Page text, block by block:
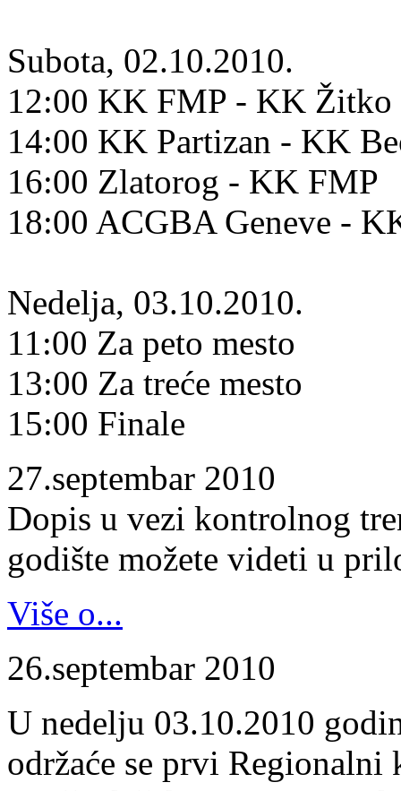
Subota, 02.10.2010.
12:00 KK FMP - KK Žitko
14:00 KK Partizan - KK
16:00 Zlatorog - KK FMP
18:00 ACGBA Geneve -
Nedelja, 03.10.2010.
11:00 Za peto mesto
13:00 Za treće mesto
15:00 Finale
27.septembar 2010
Dopis u vezi kontrolnog
godište možete videti u
Više o...
26.septembar 2010
U nedelju 03.10.2010
održaće se prvi